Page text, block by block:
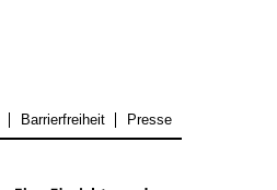
Barrierfreiheit Presse